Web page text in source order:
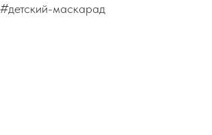
маскарад